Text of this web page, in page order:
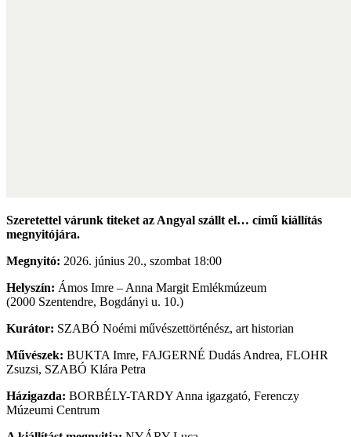
Szeretettel várunk titeket az Angyal szállt el… című kiállítás
megnyitójára.
Megnyitó: 2026. június 20., szombat 18:00
Helyszín: Ámos Imre – Anna Margit Emlékmúzeum
(2000 Szentendre, Bogdányi u. 10.)
Kurátor: SZABÓ Noémi művészettörténész, art historian
Művészek: BUKTA Imre, FAJGERNÉ Dudás Andrea, FLOHR
Zsuzsi, SZABÓ Klára Petra
Házigazda: BORBÉLY-TARDY Anna igazgató, Ferenczy
Múzeumi Centrum